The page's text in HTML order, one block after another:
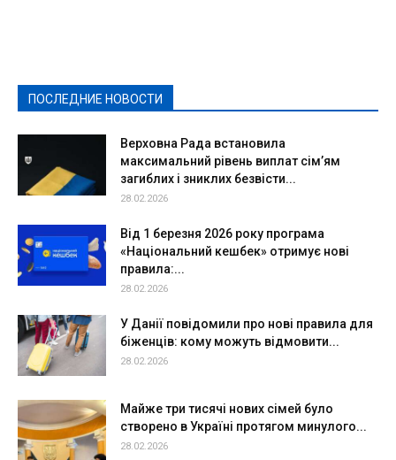
ПОСЛЕДНИЕ НОВОСТИ
Верховна Рада встановила
максимальний рівень виплат сім’ям
загиблих і зниклих безвісти...
28.02.2026
Від 1 березня 2026 року програма
«Національний кешбек» отримує нові
правила:...
28.02.2026
У Данії повідомили про нові правила для
біженців: кому можуть відмовити...
28.02.2026
Майже три тисячі нових сімей було
створено в Україні протягом минулого...
28.02.2026